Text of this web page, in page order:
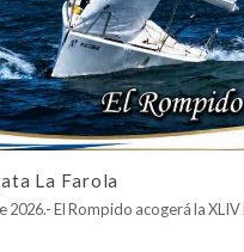
La Farola
2026.- El Rompido acogerá la